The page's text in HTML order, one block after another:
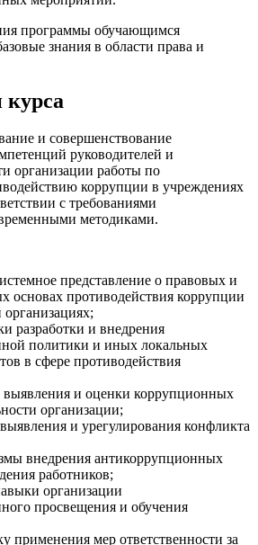
программы обучающимся
знания в области права и
курса
и совершенствование
руководителей и
организации работы по
коррупции в учреждениях
с требованиями
методиками.
представление о правовых и
основах противодействия коррупции
разработки и внедрения
политики и иных локальных
в сфере противодействия
и оценки коррупционных
организации;
и урегулирования конфликта
внедрения антикоррупционных
работников;
организации
просвещения и обучения
применения мер ответственности за